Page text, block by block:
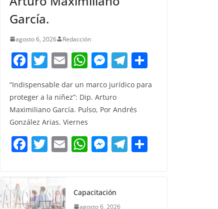
García.
agosto 6, 2026 Redacción
F
c
e
b
o
o
k
T
w
itt
er
E
ai
l
W
at
s
p
p
M
e
ss
e
g
er
T
e
gr
m
m
“Indispensable dar un marco jurídico para
proteger a la niñez”: Dip. Arturo
Maximiliano García. Pulso, Por Andrés
González Arias. Viernes
F
c
e
T
itt
er
E W
s
M
e
T
Capacitación
agosto 6, 2026